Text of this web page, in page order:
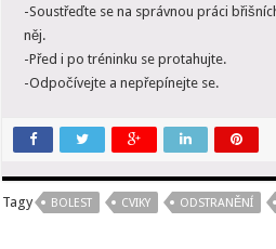
-Soustřeďte se na správnou práci
něj.
-Před i po tréninku se protahujte.
-Odpočívejte a nepřepínejte se.
Tagy BOLEST CVIKY ODSTRANĚNÍ